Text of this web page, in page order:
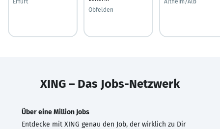
Obfelden
XING – Das Jobs-Netzwerk
Über eine Million Jobs
Entdecke mit XING genau den Job, der wirklich zu Dir